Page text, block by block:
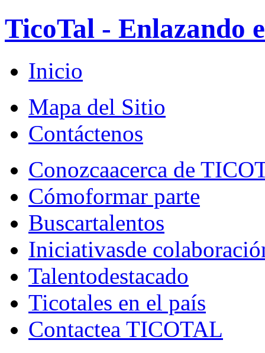
TicoTal - Enlazando
Inicio
Mapa del Sitio
Contáctenos
Conozcaacerca de
Cómoformar parte
Buscartalentos
Iniciativasde
Talentodestacado
Ticotales en el país
Contactea TICOTAL